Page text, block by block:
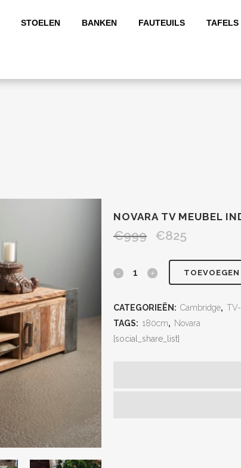
STOELEN BANKEN FAUTEUILS TAFELS
NOVARA TV MEUBEL
€999 €825
CATEGORIEËN: Cambridge,
TAGS: 180cm, Novara
[social_share_list]